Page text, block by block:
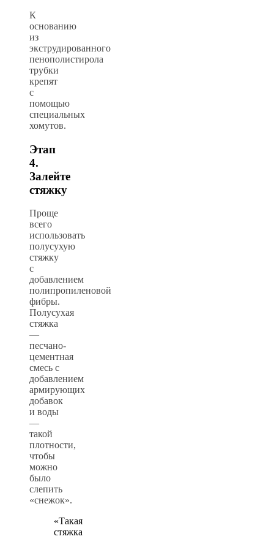
К
основанию
из
экструдированного
пенополистирола
трубки
крепят
с
помощью
специальных
хомутов.
Этап
4.
Залейте
стяжку
Проще
всего
использовать
полусухую
стяжку
с
добавлением
полипропиленовой
фибры.
Полусухая
стяжка
—
песчано-
цементная
смесь с
добавлением
армирующих
добавок
и воды
—
такой
плотности,
чтобы
можно
было
слепить
«снежок».
«Такая
стяжка